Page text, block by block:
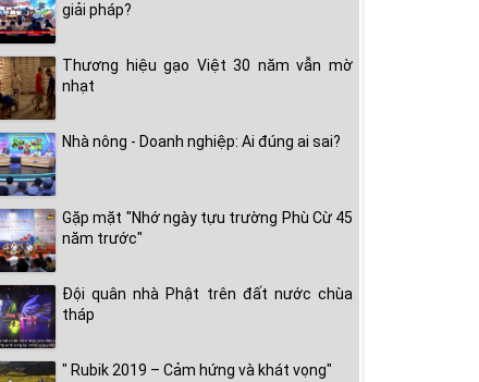
giải pháp?
Thương hiệu gạo Việt 30 năm vẫn mờ
nhạt
Nhà nông - Doanh nghiệp: Ai đúng ai sai?
Gặp mặt "Nhớ ngày tựu trường Phù Cừ 45
năm trước"
Đội quân nhà Phật trên đất nước chùa
tháp
" Rubik 2019 – Cảm hứng và khát vọng"